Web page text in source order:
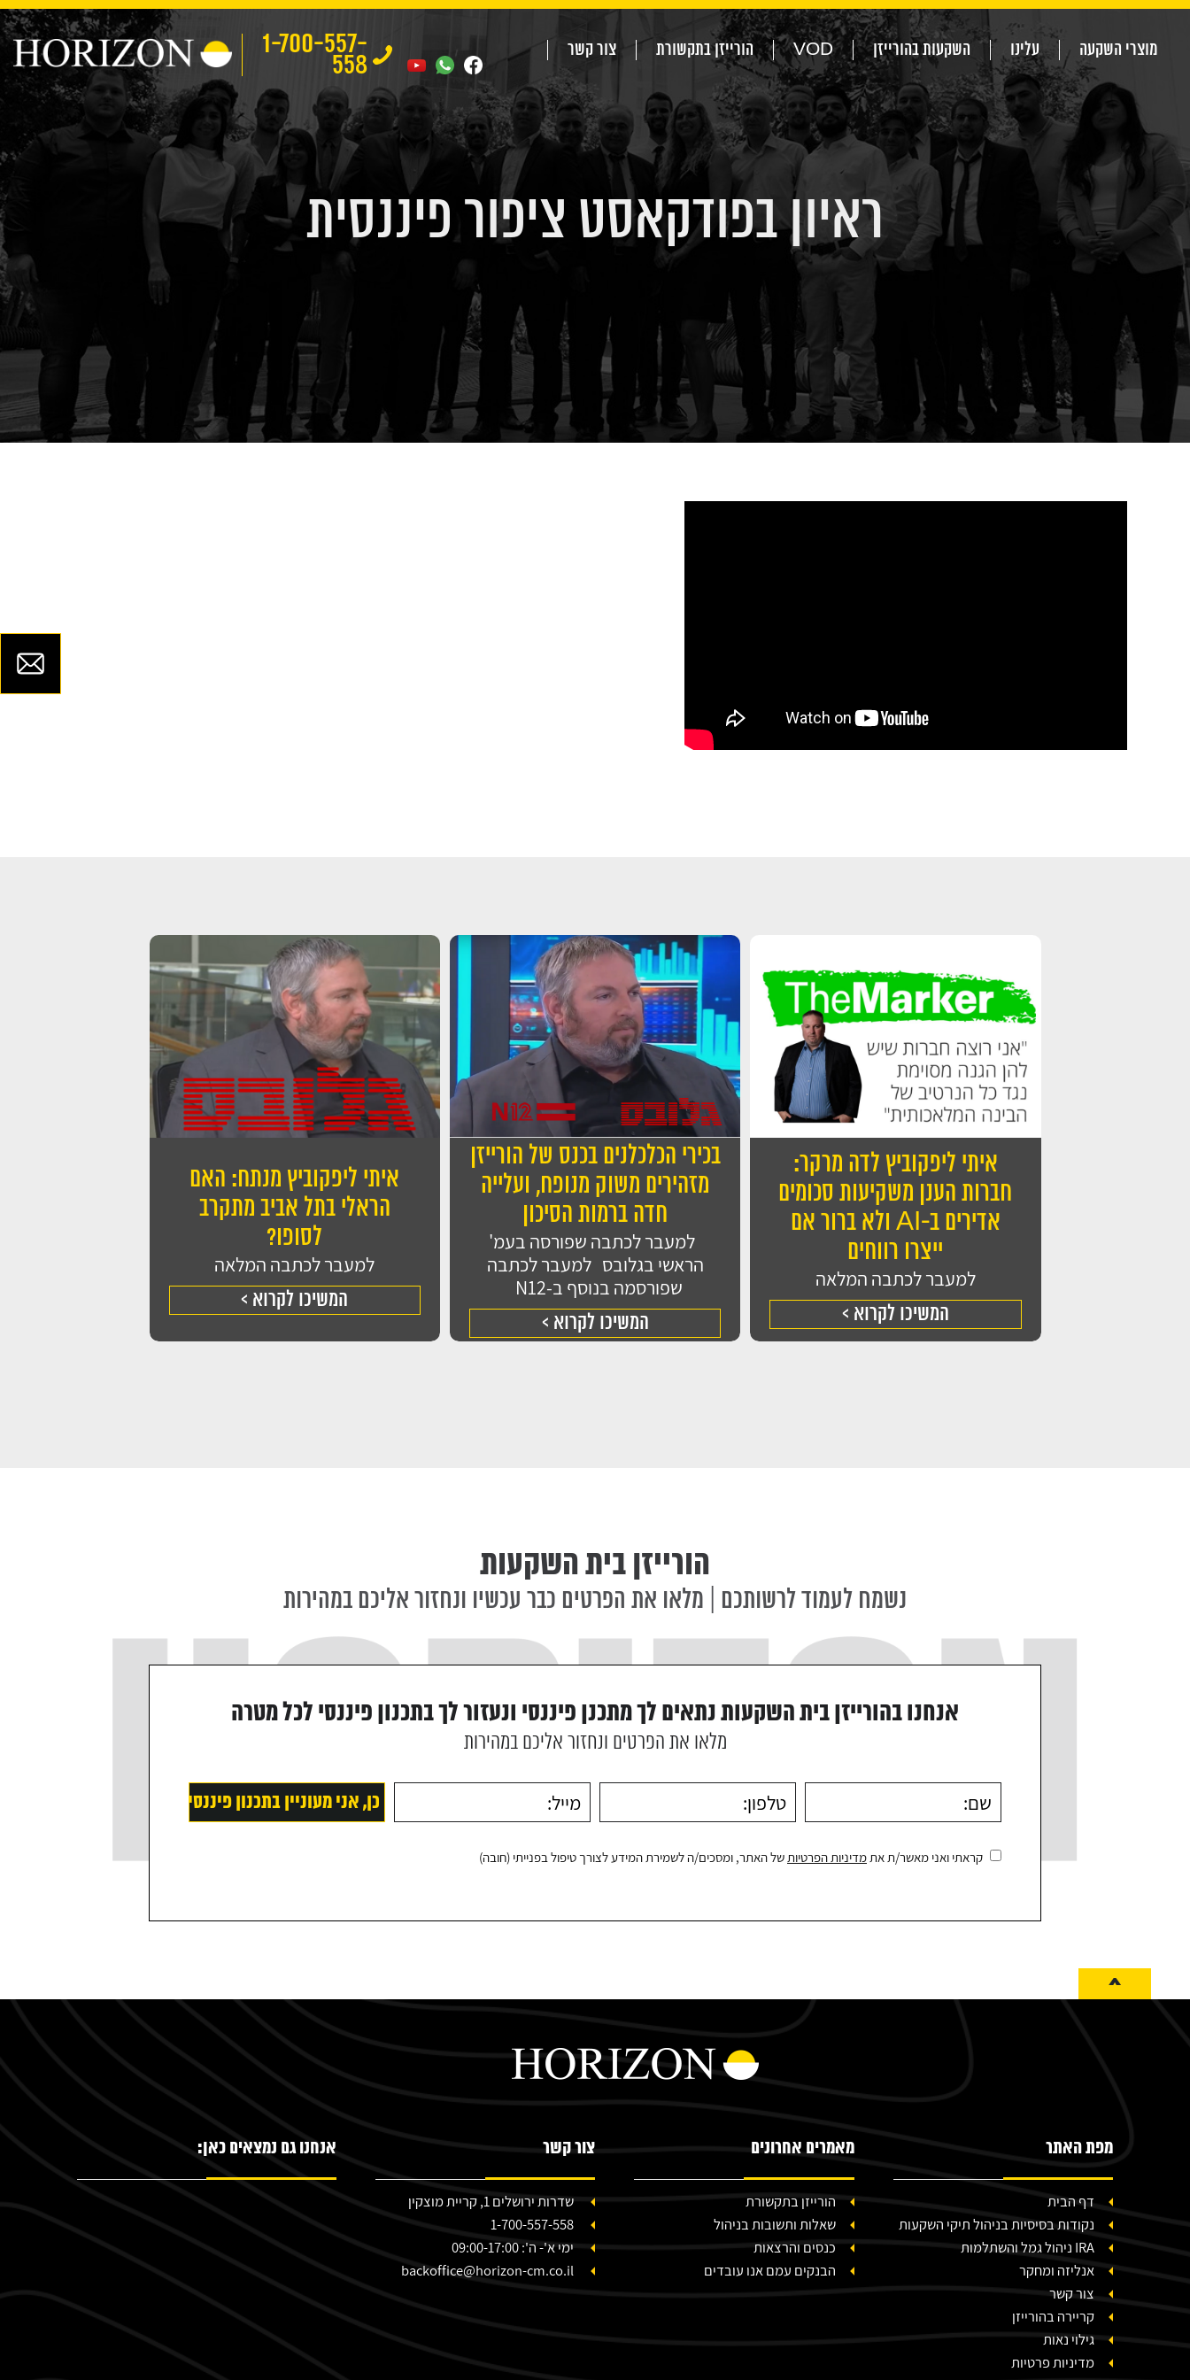
מוצרי השקעה עלינו השקעות בהורייזן VOD הורייזן בתקשורת צור קשר 1-700-557-
558
זקוקים לתכנון פיננסי וניהול תיק ההשקעות
מלאו את הפרטים ונחזור אליכם במהירות
ראיון בפודקאסט ציפור פיננסית
איתי ליפקוביץ לדה מרקר:
חברות הענן משקיעות סכומים
אדירים ב-AI ולא ברור אם
ייצרו רווחים
למעבר לכתבה המלאה
המשיכו לקרוא >
בכירי הכלכלנים בכנס של הורייזן
מזהירים משוק מנופח, ועלייה
חדה ברמות הסיכון
למעבר לכתבה שפורסה בעמ'
הראשי בגלובס למעבר לכתבה
שפורסמה בנוסף ב-N12
המשיכו לקרוא >
איתי ליפקוביץ מנתח: האם
הראלי בתל אביב מתקרב
לסופו?
למעבר לכתבה המלאה
המשיכו לקרוא >
הורייזן בית השקעות
נשמח לעמוד לרשותכם | מלאו את הפרטים כבר עכשיו ונחזור אליכם במהירות
אנחנו בהורייזן בית השקעות נתאים לך מתכנן פיננסי ונעזור לך בתכנון פיננסי לכל מטרה
מלאו את הפרטים ונחזור אליכם במהירות
קראתי ואני מאשר/ת אתמדיניות הפרטיותשל האתר, ומסכים/ה לשמירת המידע לצורך טיפול בפנייתי (חובה)
^
מפת האתר
דף הבית
נקודות בסיסיות בניהול תיקי השקעות
IRA ניהול גמל והשתלמות
אנליזה ומחקר
צור קשר
קריירה בהורייזן
גילוי נאות
מדיניות פרטיות
מאמרים אחרונים
הורייזן בתקשורת
שאלות ותשובות בניהול
כנסים והרצאות
הבנקים עמם אנו עובדים
צור קשר
שדרות ירושלים 1, קריית מוצקין
1-700-557-558
ימי א'- ה': 09:00-17:00
backoffice@horizon-cm.co.il
אנחנו גם נמצאים כאן: